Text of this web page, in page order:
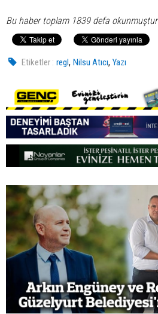
Bu haber toplam 1839 defa okunmuştur
Etiketler : regl,Nilsu Atıcı,Yazı